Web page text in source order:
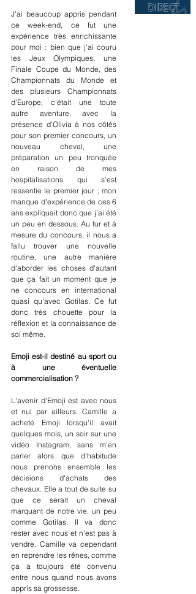
J'ai beaucoup appris pendant
ce week-end, ce fut une
expérience très enrichissante
pour moi : bien que j'ai couru
les Jeux Olympiques, une
Finale Coupe du Monde, des
Championnats du Monde et
des plusieurs Championnats
d'Europe, c'était une toute
autre aventure, avec la
présence d'Olivia à nos côtés
pour son premier concours, un
nouveau cheval, une
préparation un peu tronquée
en raison de mes
hospitalisations qui s'est
ressentie le premier jour ; mon
manque d'expérience de ces 6
ans expliquait donc que j'ai été
un peu en dessous. Au fur et à
mesure du concours, il nous a
fallu trouver une nouvelle
routine, une autre manière
d'aborder les choses d'autant
que ça fait un moment que je
ne concours en international
quasi qu'avec Gotilas. Ce fut
donc très chouette pour la
réflexion et la connaissance de
soi même.
Emoji est-il destiné au sport ou
à une éventuelle
commercialisation ?
L'avenir d'Emoji est avec nous
et nul par ailleurs. Camille a
acheté Emoji lorsqu'il avait
quelques mois, un soir sur une
vidéo Instagram, sans m'en
parler alors que d'habitude
nous prenons ensemble les
décisions d'achats des
chevaux. Elle a tout de suite su
que ce serait un cheval
marquant de notre vie, un peu
comme Gotilas. Il va donc
rester avec nous et n'est pas à
vendre. Camille va cependant
en reprendre les rênes, comme
ça a toujours été convenu
entre nous quand nous avons
appris sa grossesse.